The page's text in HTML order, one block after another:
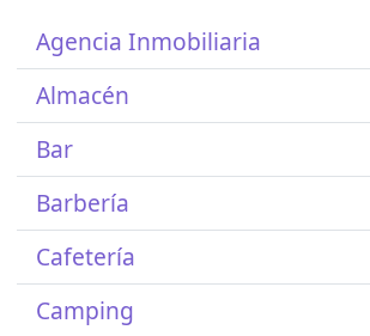
Agencia Inmobiliaria
Almacén
Bar
Barbería
Cafetería
Camping